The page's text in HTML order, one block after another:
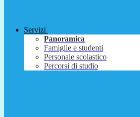
Servizi
Panoramica
Famiglie e studenti
Personale scolastico
Percorsi di studio